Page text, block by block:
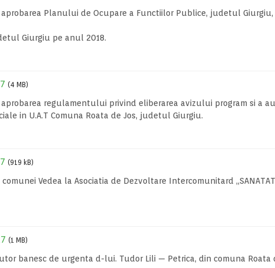
Planului de Ocupare a Functiilor Publice, judetul Giurgiu,
Giurgiu pe anul 2018.
(4 MB)
regulamentului privind eliberarea avizului program si a
in U.A.T Comuna Roata de Jos, judetul Giurgiu.
(919 kB)
comunei Vedea la Asociatia de Dezvoltare Intercomunitard
(1 MB)
banesc de urgenta d-lui. Tudor Lili — Petrica, din comuna Roata